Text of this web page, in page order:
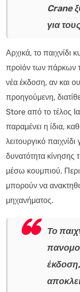
Crane
για
Αρχικά, το παιχνίδι
προϊόν των πάρκων
νέα έκδοση, αν και
προηγούμενη,
Store από το τέλος
παραμένει η ίδια,
λειτουργικό
δυνατότητα κίνησης
μέσω κουμπιού.
μπορούν να
μηχανήματος.
Το
έκδοση,